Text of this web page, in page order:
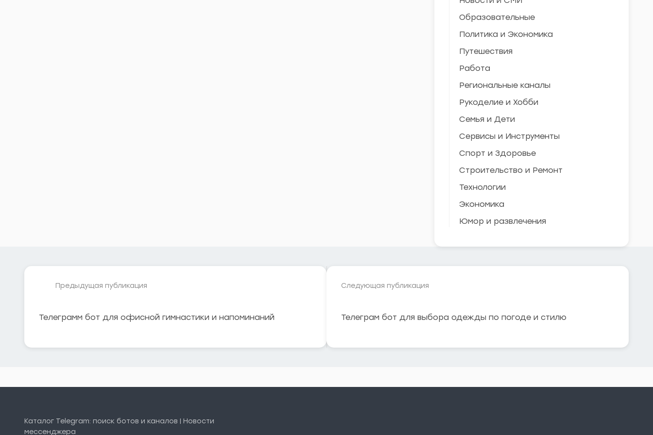
Образовательные
Политика и Экономика
Путешествия
Работа
Региональные каналы
Рукоделие и Хобби
Семья и Дети
Сервисы и Инструменты
Спорт и Здоровье
Строительство и Ремонт
Технологии
Экономика
Юмор и развлечения
Предыдущая публикация
Телеграмм бот для офисной гимнастики и напоминаний
Следующая публикация
Телеграм бот для выбора одежды по погоде и стилю
Каталог Telegram: поиск ботов и каналов | Новости
мессенджера